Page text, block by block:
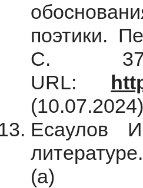
поэтики.
С.
URL:
Есаулов
(a)